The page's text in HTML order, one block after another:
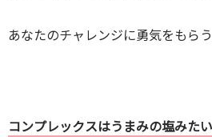
あなたのチャレンジに勇気をもらう
コンプレックスはうまみの塩みたい